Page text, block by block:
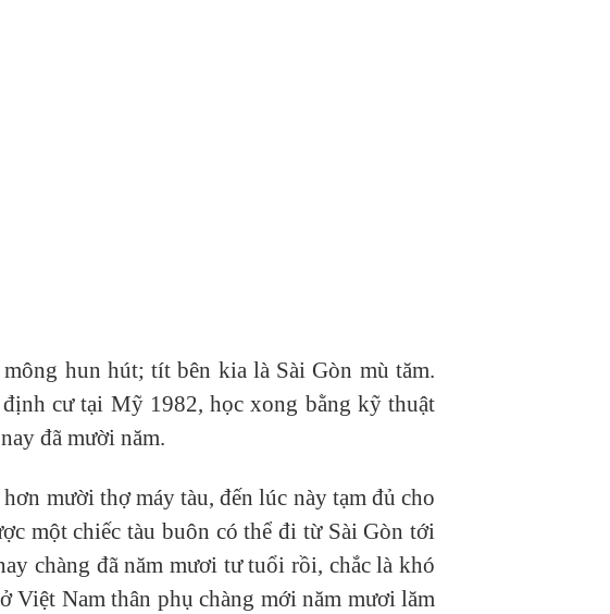
hun hút; tít bên kia là Sài Gòn mù tăm.
cư tại Mỹ 1982, học xong bằng kỹ thuật
đã mười năm.
mười thợ máy tàu, đến lúc này tạm đủ cho
một chiếc tàu buôn có thể đi từ Sài Gòn tới
chàng đã năm mươi tư tuổi rồi, chắc là khó
Việt Nam thân phụ chàng mới năm mươi lăm